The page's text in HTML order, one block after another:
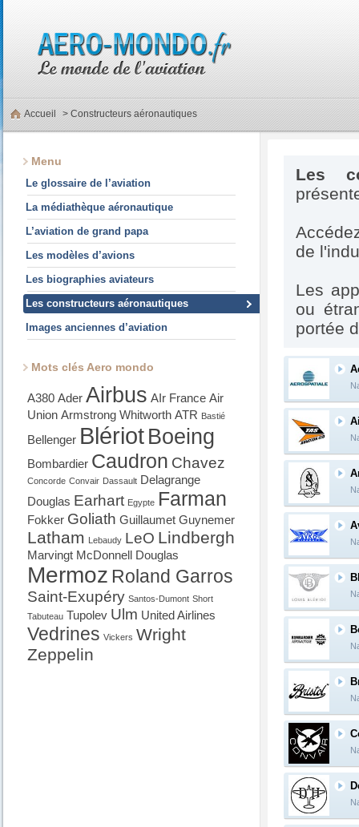
Accueil > Constructeurs aéronautiques
Menu
Le glossaire de l’aviation
La médiathèque aéronautique
L’aviation de grand papa
Les modèles d’avions
Les biographies aviateurs
Les constructeurs aéronautiques
Images anciennes d’aviation
Mots clés Aero mondo
A380 Ader Airbus AIr France Air
Union Armstrong Whitworth ATR Bastié
Bellenger Blériot Boeing
Bombardier Caudron Chavez
Concorde Convair Dassault Delagrange
Douglas Earhart Egypte Farman
Fokker Goliath Guillaumet Guynemer
Latham Lebaudy LeO Lindbergh
Marvingt McDonnell Douglas
Mermoz Roland Garros
Saint-Exupéry Santos-Dumont Short
Tabuteau Tupolev Ulm United Airlines
Vedrines Vickers Wright
Zeppelin
Les
de
Les
ou
portée